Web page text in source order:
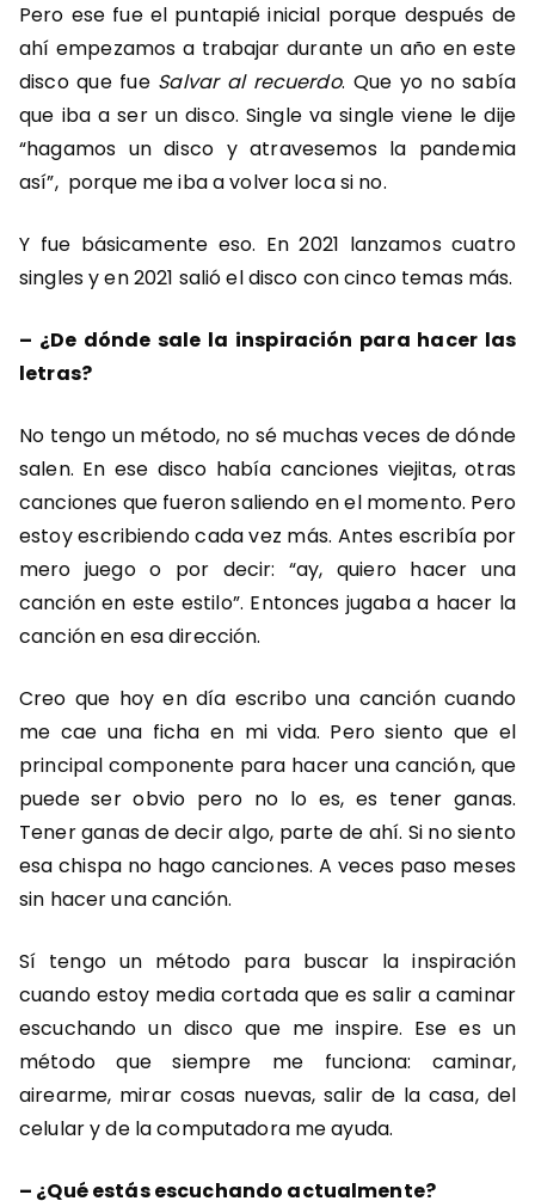
Pero ese fue el puntapié inicial porque después de
ahí empezamos a trabajar durante un año en este
disco que fueSalvar al recuerdo. Que yo no sabía
que iba a ser un disco. Single va single viene le dije
“hagamos un disco y atravesemos la pandemia
así”, porque me iba a volver loca si no.
Y fue básicamente eso. En 2021 lanzamos cuatro
singles y en 2021 salió el disco con cinco temas más.
– ¿De dónde sale la inspiración para hacer las
letras?
No tengo un método, no sé muchas veces de dónde
salen. En ese disco había canciones viejitas, otras
canciones que fueron saliendo en el momento. Pero
estoy escribiendo cada vez más. Antes escribía por
mero juego o por decir: “ay, quiero hacer una
canción en este estilo”. Entonces jugaba a hacer la
canción en esa dirección.
Creo que hoy en día escribo una canción cuando
me cae una ficha en mi vida. Pero siento que el
principal componente para hacer una canción, que
puede ser obvio pero no lo es, es tener ganas.
Tener ganas de decir algo, parte de ahí. Si no siento
esa chispa no hago canciones. A veces paso meses
sin hacer una canción.
Sí tengo un método para buscar la inspiración
cuando estoy media cortada que es salir a caminar
escuchando un disco que me inspire. Ese es un
método que siempre me funciona: caminar,
airearme, mirar cosas nuevas, salir de la casa, del
celular y de la computadora me ayuda.
– ¿Qué estás escuchando actualmente?